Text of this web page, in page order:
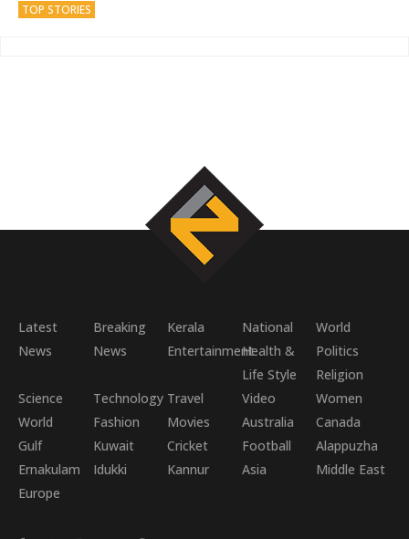
TOP STORIES
Latest
News
Breaking
News
Kerala National
World
EntertainmentHealth &
Life Style
Politics
Religion
Science
World
Technology Travel Video
Women
Fashion
Movies Australia
Canada
Gulf
Kuwait Cricket Football
Alappuzha
Ernakulam
Idukki Kannur Asia
Middle East
Europe